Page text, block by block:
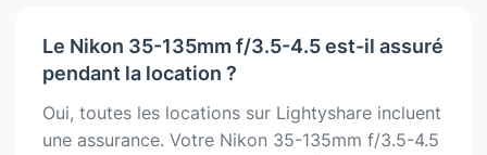
Le Nikon 35-135mm f/3.5-4.5 est-il assuré
pendant la location ?
Oui, toutes les locations sur Lightyshare incluent
une assurance. Votre Nikon 35-135mm f/3.5-4.5